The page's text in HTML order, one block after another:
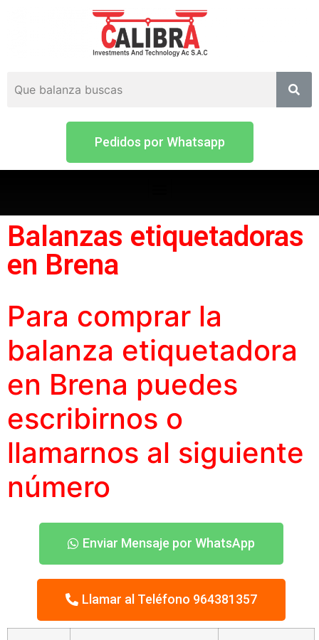
Pedidos por Whatsapp
Balanzas etiquetadoras
en Brena
Para comprar la
balanza etiquetadora
en Brena puedes
escribirnos o
llamarnos al siguiente
número
Enviar Mensaje por WhatsApp
Llamar al Teléfono 964381357